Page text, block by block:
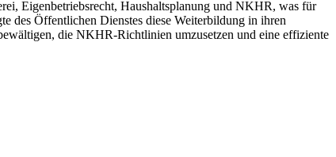
Eigenbetriebsrecht, Haushaltsplanung und NKHR, was für
des Öffentlichen Dienstes diese Weiterbildung in ihren
die NKHR-Richtlinien umzusetzen und eine effiziente